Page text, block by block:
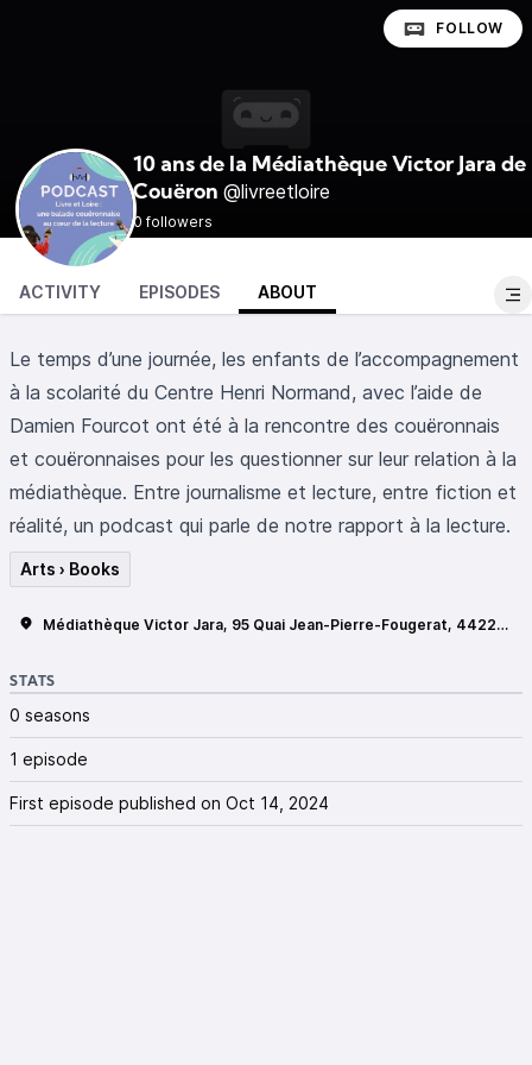
10 ans de la Médiathèque Victor Jara de
Couëron @livreetloire
0 followers
FOLLOW
ACTIVITY EPISODES ABOUT
Le temps d’une journée, les enfants de l’accompagnement
à la scolarité du Centre Henri Normand, avec l’aide de
Damien Fourcot ont été à la rencontre des couëronnais
et couëronnaises pour les questionner sur leur relation à la
médiathèque. Entre journalisme et lecture, entre fiction et
réalité, un podcast qui parle de notre rapport à la lecture.
Arts › Books
Médiathèque Victor Jara, 95 Quai Jean-Pierre-Fougerat, 44220 Couëron
STATS
0 seasons
1 episode
First episode published on Oct 14, 2024